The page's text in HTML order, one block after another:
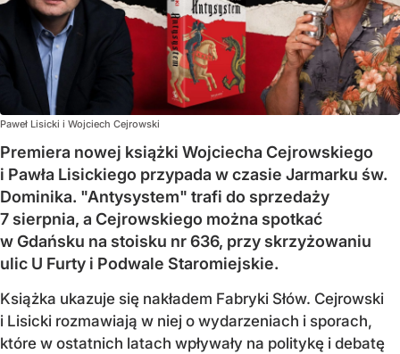
Paweł Lisicki i Wojciech Cejrowski
Premiera nowej książki Wojciecha Cejrowskiego
i Pawła Lisickiego przypada w czasie Jarmarku św.
Dominika. "Antysystem" trafi do sprzedaży
7 sierpnia, a Cejrowskiego można spotkać
w Gdańsku na stoisku nr 636, przy skrzyżowaniu
ulic U Furty i Podwale Staromiejskie.
Książka ukazuje się nakładem Fabryki Słów. Cejrowski
i Lisicki rozmawiają w niej o wydarzeniach i sporach,
które w ostatnich latach wpływały na politykę i debatę